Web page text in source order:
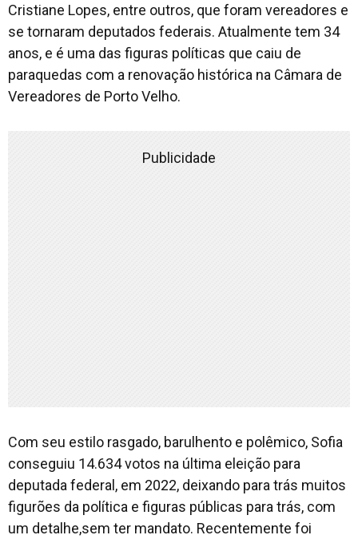
Cristiane Lopes, entre outros, que foram vereadores e
se tornaram deputados federais. Atualmente tem 34
anos, e é uma das figuras políticas que caiu de
paraquedas com a renovação histórica na Câmara de
Vereadores de Porto Velho.
Publicidade
Com seu estilo rasgado, barulhento e polêmico, Sofia
conseguiu 14.634 votos na última eleição para
deputada federal, em 2022, deixando para trás muitos
figurões da política e figuras públicas para trás, com
um detalhe,sem ter mandato. Recentemente foi